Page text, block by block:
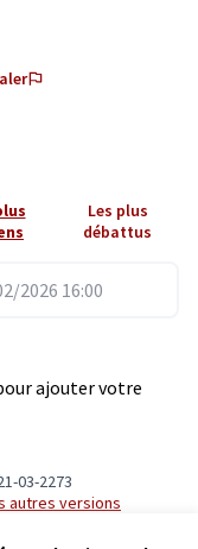
Les plus
débattus
2026 16:00
ajouter votre
03-2273
autres versions